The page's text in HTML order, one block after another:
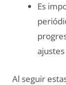
Es
Al seguir